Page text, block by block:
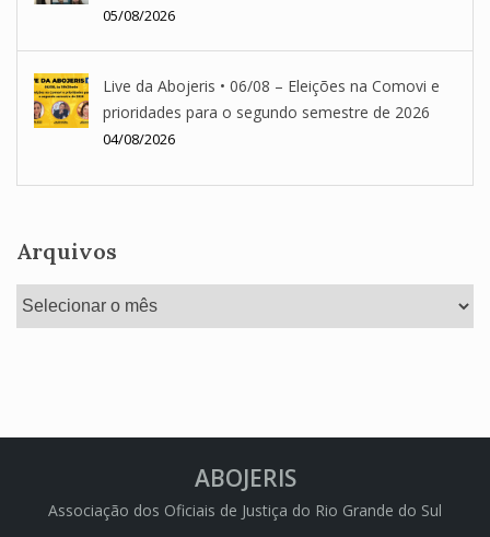
05/08/2026
Live da Abojeris • 06/08 – Eleições na Comovi e
prioridades para o segundo semestre de 2026
04/08/2026
Arquivos
Arquivos
ABOJERIS
Associação dos Oficiais de Justiça do Rio Grande do Sul